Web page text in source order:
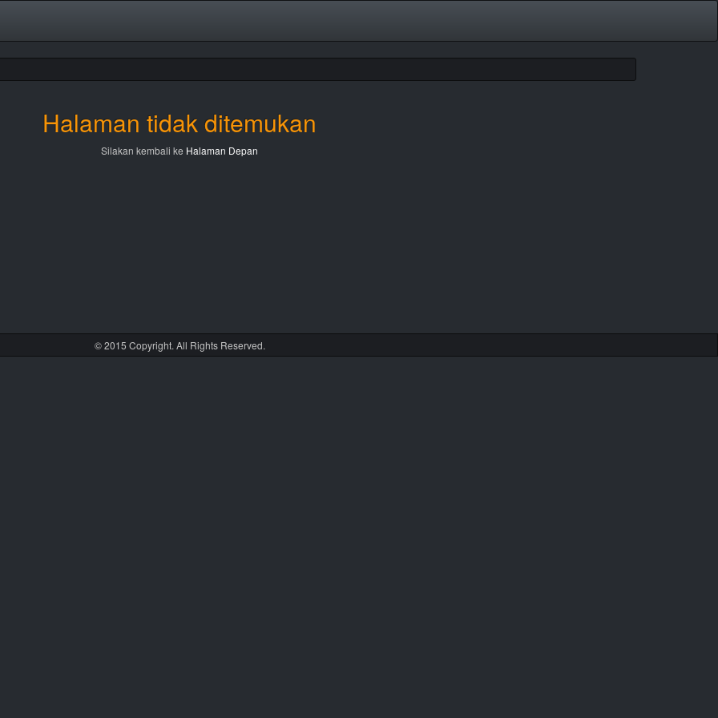
Halaman tidak ditemukan
Silakan kembali ke Halaman Depan
© 2015 Copyright. All Rights Reserved.